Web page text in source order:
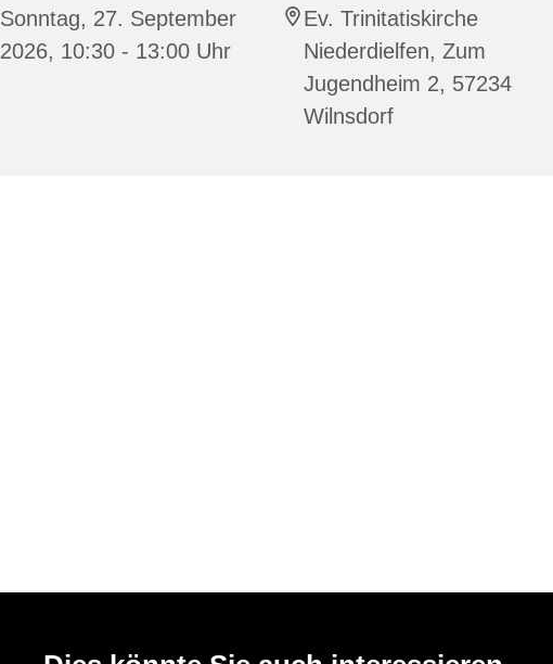
Sonntag, 27. September
2026, 10:30 - 13:00 Uhr
Ev. Trinitatiskirche
Niederdielfen, Zum
Jugendheim 2, 57234
Wilnsdorf